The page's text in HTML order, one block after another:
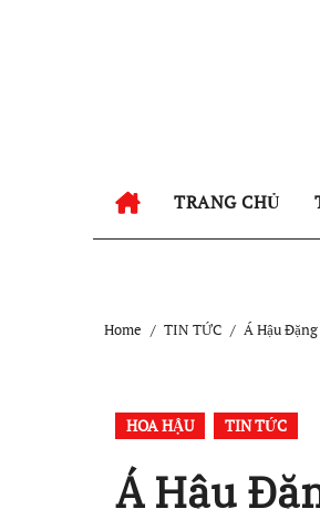
TRANG CHỦ
Home TIN TỨC Á Hậu
HOA HẬU TIN TỨC
Á Hậu